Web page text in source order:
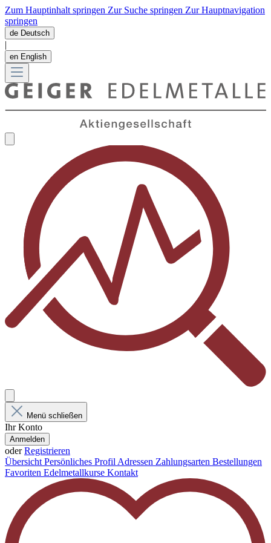
Zum Hauptinhalt springen Zur Suche springen Zur Hauptnavigation
springen
de Deutsch
|
en English
Menü schließen
Ihr Konto
Anmelden
oderRegistrieren
ÜbersichtPersönliches ProfilAdressen Zahlungsarten Bestellungen
Favoriten Edelmetallkurse Kontakt